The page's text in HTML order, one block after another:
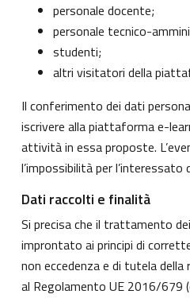
personale docente;
personale tecnico-
studenti;
altri visitatori della
Il conferimento dei dati
iscrivere alla piattaforma e-
attività in essa proposte.
l’impossibilità per l’interessato
Dati raccolti e finalità
Si precisa che il trattamento
improntato ai principi di
non eccedenza e di tutela
al Regolamento UE 2016/679